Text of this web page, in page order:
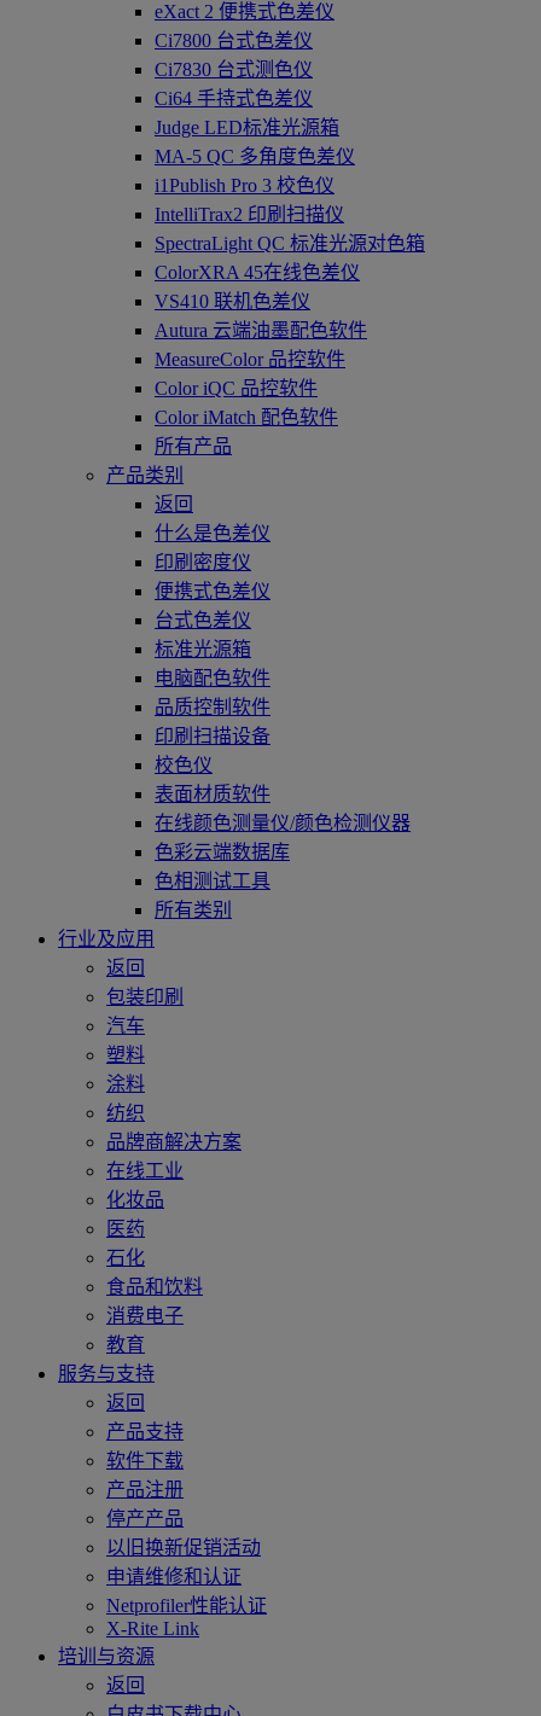
eXact 2 便携式色差仪
Ci7800 台式色差仪
Ci7830 台式测色仪
Ci64 手持式色差仪
Judge LED标准光源箱
MA-5 QC 多角度色差仪
i1Publish Pro 3 校色仪
IntelliTrax2 印刷扫描仪
SpectraLight QC 标准光源对色箱
ColorXRA 45在线色差仪
VS410 联机色差仪
Autura 云端油墨配色软件
MeasureColor 品控软件
Color iQC 品控软件
Color iMatch 配色软件
所有产品
产品类别
返回
什么是色差仪
印刷密度仪
便携式色差仪
台式色差仪
标准光源箱
电脑配色软件
品质控制软件
印刷扫描设备
校色仪
表面材质软件
在线颜色测量仪/颜色检测仪器
色彩云端数据库
色相测试工具
所有类别
行业及应用
返回
包装印刷
汽车
塑料
涂料
纺织
品牌商解决方案
在线工业
化妆品
医药
石化
食品和饮料
消费电子
教育
服务与支持
返回
产品支持
软件下载
产品注册
停产产品
以旧换新促销活动
申请维修和认证
Netprofiler性能认证
X-Rite Link
培训与资源
返回